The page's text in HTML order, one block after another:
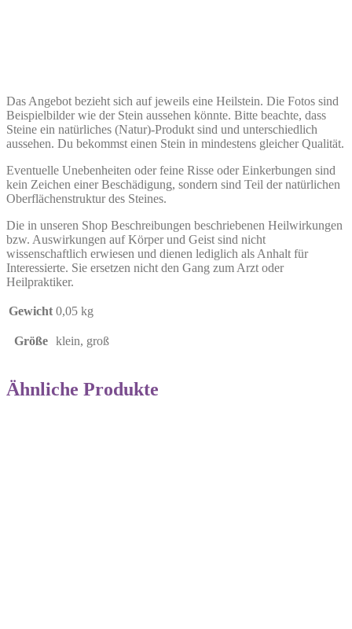
Das Angebot bezieht sich auf jeweils eine Heilstein. Die Fotos sind
Beispielbilder wie der Stein aussehen könnte. Bitte beachte, dass
Steine ein natürliches (Natur)-Produkt sind und unterschiedlich
aussehen. Du bekommst einen Stein in mindestens gleicher Qualität.
Eventuelle Unebenheiten oder feine Risse oder Einkerbungen sind
kein Zeichen einer Beschädigung, sondern sind Teil der natürlichen
Oberflächenstruktur des Steines.
Die in unseren Shop Beschreibungen beschriebenen Heilwirkungen
bzw. Auswirkungen auf Körper und Geist sind nicht
wissenschaftlich erwiesen und dienen lediglich als Anhalt für
Interessierte. Sie ersetzen nicht den Gang zum Arzt oder
Heilpraktiker.
Gewicht 0,05 kg
Größe klein, groß
Ähnliche Produkte